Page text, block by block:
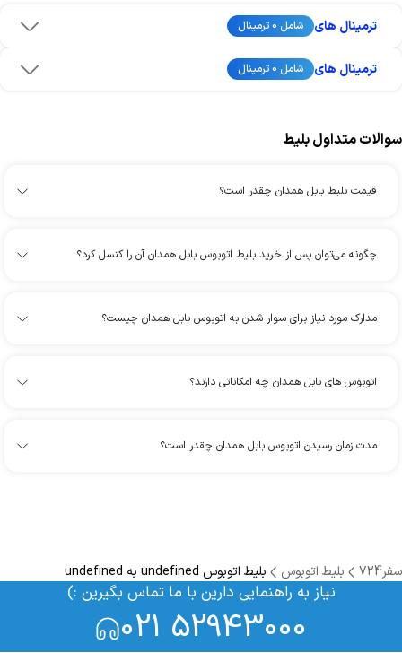
ترمینال های شامل 0 ترمینال
ترمینال های شامل 0 ترمینال
سوالات متداول بلیط
قیمت بلیط بابل همدان چقدر است؟
چگونه می‌توان پس از خرید بلیط اتوبوس بابل همدان آن را کنسل کرد؟
مدارک مورد نیاز برای سوار شدن به اتوبوس بابل همدان چیست؟
اتوبوس های بابل همدان چه امکاناتی دارند؟
مدت زمان رسیدن اتوبوس بابل همدان چقدر است؟
سفر724 بلیط اتوبوس بلیط اتوبوس undefined به undefined
نیاز به راهنمایی دارین با ما تماس بگیرین :)
021 52943000